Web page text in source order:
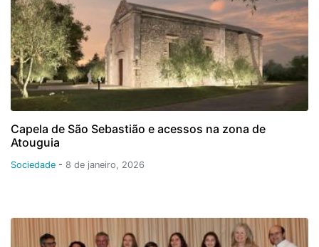
Capela de São Sebastião e acessos na zona de
Atouguia
Sociedade - 8 de janeiro, 2026